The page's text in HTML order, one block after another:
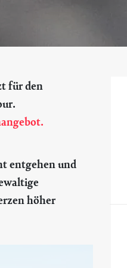
für den
entgehen und
höher